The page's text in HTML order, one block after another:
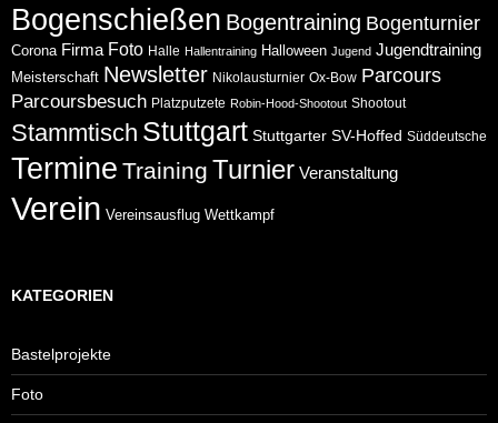
Bogenschießen Bogentraining Bogenturnier
Corona Firma Foto Halle Hallentraining Halloween Jugend Jugendtraining
Meisterschaft Newsletter Nikolausturnier Ox-Bow Parcours
Parcoursbesuch Platzputzete Robin-Hood-Shootout Shootout
Stammtisch Stuttgart Stuttgarter SV-Hoffed Süddeutsche
Termine Training Turnier Veranstaltung
Verein Vereinsausflug Wettkampf
KATEGORIEN
Bastelprojekte
Foto